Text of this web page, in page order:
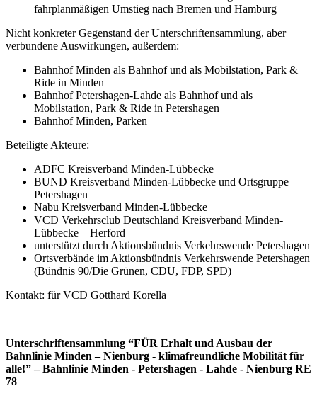
fahrplanmäßigen Umstieg nach Bremen und Hamburg
Nicht konkreter Gegenstand der Unterschriftensammlung, aber
verbundene Auswirkungen, außerdem:
Bahnhof Minden als Bahnhof und als Mobilstation, Park &
Ride in Minden
Bahnhof Petershagen-Lahde als Bahnhof und als
Mobilstation, Park & Ride in Petershagen
Bahnhof Minden, Parken
Beteiligte Akteure:
ADFC Kreisverband Minden-Lübbecke
BUND Kreisverband Minden-Lübbecke und Ortsgruppe
Petershagen
Nabu Kreisverband Minden-Lübbecke
VCD Verkehrsclub Deutschland Kreisverband Minden-
Lübbecke – Herford
unterstützt durch Aktionsbündnis Verkehrswende Petershagen
Ortsverbände im Aktionsbündnis Verkehrswende Petershagen
(Bündnis 90/Die Grünen, CDU, FDP, SPD)
Kontakt: für VCD Gotthard Korella
Unterschriftensammlung “FÜR Erhalt und Ausbau der
Bahnlinie Minden – Nienburg - klimafreundliche Mobilität für
alle!” – Bahnlinie Minden - Petershagen - Lahde - Nienburg RE
78